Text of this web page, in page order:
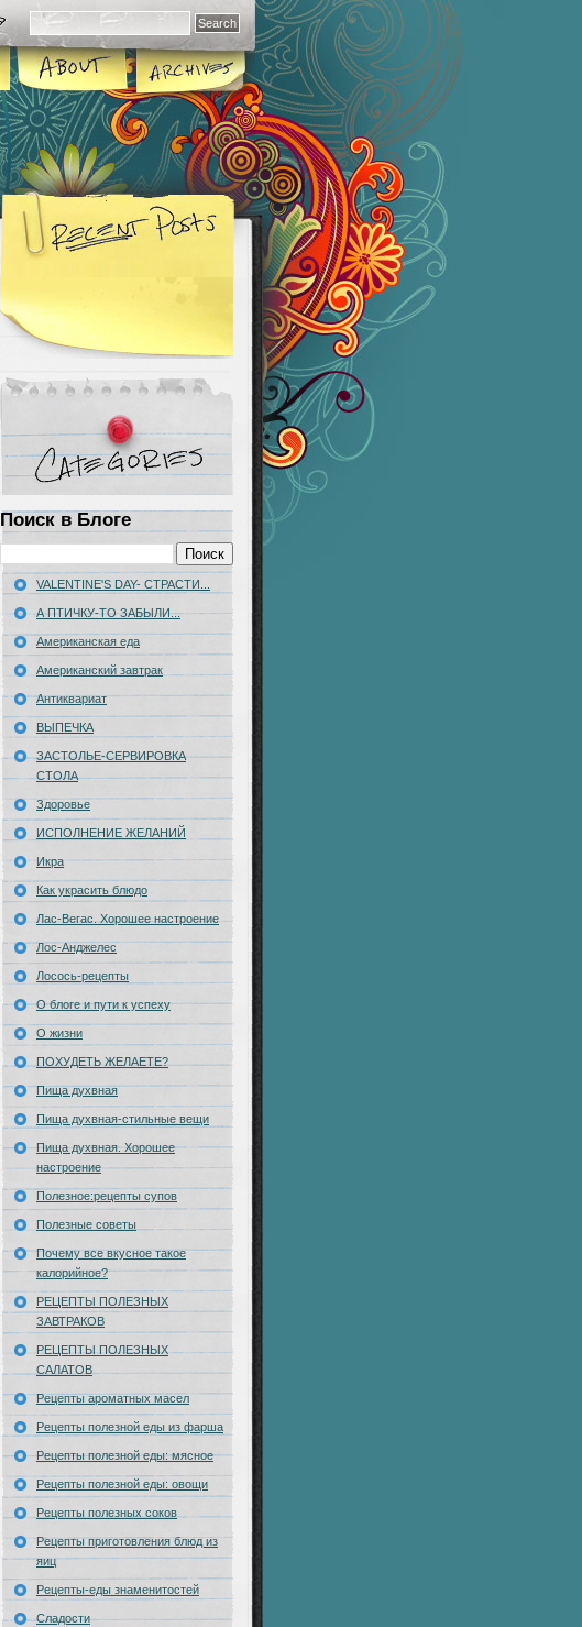
Поиск в Блоге
VALENTINE'S DAY- СТРАСТИ...
А ПТИЧКУ-ТО ЗАБЫЛИ...
Американская еда
Американский завтрак
Антиквариат
ВЫПЕЧКА
ЗАСТОЛЬЕ-CЕРВИРОВКА
СТОЛА
Здоровье
ИСПОЛНЕНИЕ ЖЕЛАНИЙ
Икра
Как украсить блюдо
Лас-Вегас. Хорошее настроение
Лос-Анджелес
Лосось-рецепты
О блоге и пути к успеху
О жизни
ПОХУДЕТЬ ЖЕЛАЕТЕ?
Пища духвная
Пища духвная-стильные вещи
Пища духвная. Хорошее
настроение
Полезное:рецепты супов
Полезные советы
Почему все вкусное такое
калорийное?
РЕЦЕПТЫ ПОЛЕЗНЫХ
ЗАВТРАКОВ
РЕЦЕПТЫ ПОЛЕЗНЫХ
САЛАТОВ
Рецепты ароматных масел
Рецепты полезной еды из фарша
Рецепты полезной еды: мясное
Рецепты полезной еды: овощи
Рецепты полезных соков
Рецепты приготовления блюд из
яиц
Рецепты-еды знаменитостей
Сладости